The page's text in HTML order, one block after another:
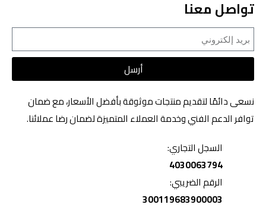
تواصل معنا
أرسل
نسعى دائمًا لتقديم منتجات موثوقة بأفضل الأسعار، مع ضمان
توافر الدعم الفني وخدمة العملاء المتميزة لضمان رضا عملائنا.
السجل التجاري:
4030063794
الرقم الضريبي:
300119683900003